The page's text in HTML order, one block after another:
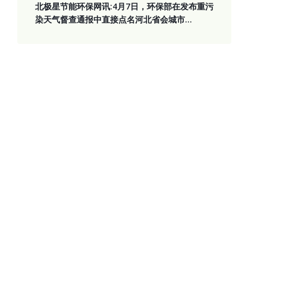
北极星节能环保网讯:4月7日，环保部在发布重污
染天气督查通报中直接点名河北省会城市...